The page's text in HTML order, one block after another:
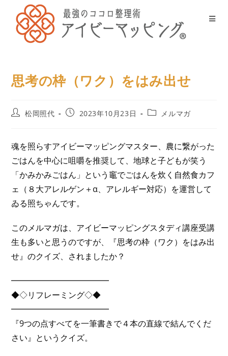
思考の枠（ワク）をはみ出せ
松岡照代 2023年10月23日 メルマガ
魂を照らすアイビーマッピングマスター、農に繋がった
ごはんを中心に咀嚼を推奨して、地球と子どもが笑う
「かみかみごはん」という竈でごはんを炊く自然食カフ
ェ（８大アレルゲン＋α、アレルギー対応）を運営して
ゐる照ちゃんです。
このメルマガは、アイビーマッピングスタディ講座受講
生も多いと思うのですが、『思考の枠（ワク）をはみ出
せ』のクイズ、されましたか？
━━━━━━━━━━━━
◆◇リフレーミング◇◆
━━━━━━━━━━━━
『9つの点すべてを一筆書きで４本の直線で結んでくだ
さい』というクイズ。